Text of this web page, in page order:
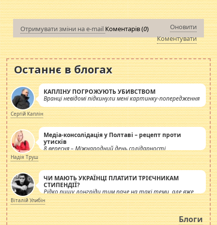
Отримувати зміни на e-mail Коментарів (0)
Оновити
Коментувати
Останнє в блогах
КАПЛІНУ ПОГРОЖУЮТЬ УБИВСТВОМ
Вранці невідомі підкинули мені картинку-попередження
Сергій Каплін
Медіа-консолідація у Полтаві – рецепт проти
утисків
8 вересня – Міжнародний день солідарності
журналістів.
Надія Труш
ЧИ МАЮТЬ УКРАЇНЦІ ПЛАТИТИ ТРІЄЧНИКАМ
СТИПЕНДІЇ?
Рідко пишу лонгріди тим паче на такі теми, але вже
просто дістало! Обурюють сьогоднішні інсенуації
навколо стипендіального питання. Штучно
роздувається ще одна соціальна катастрофа.
Віталій Улибін
Блоги